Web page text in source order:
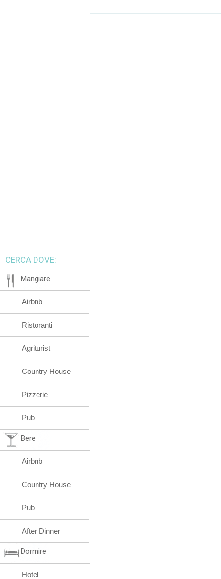
CERCA DOVE:
Mangiare
Airbnb
Ristoranti
Agriturist
Country House
Pizzerie
Pub
Bere
Airbnb
Country House
Pub
After Dinner
Dormire
Hotel